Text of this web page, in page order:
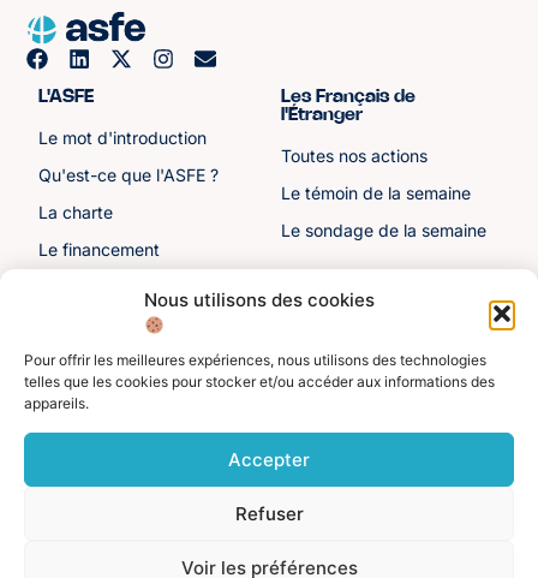
Nous utilisons des cookies
Pour offrir les meilleures expériences, nous utilisons des technologies
telles que les cookies pour stocker et/ou accéder aux informations des
appareils.
Accepter
Refuser
Voir les préférences
L'ASFE
Le mot d'introduction
Qu'est-ce que l'ASFE ?
La charte
Le financement
Les sénateurs
Les Français de
l'Étranger
Toutes nos actions
Le témoin de la semaine
Le sondage de la semaine
Autre liens
Toutes les ressources
Contactez-nous
Divers
personnelles
Mentions légales